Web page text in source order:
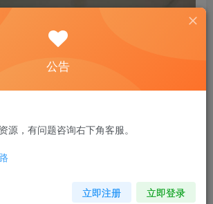
公告
源，有问题咨询右下角客服。
立即注册 立即登录